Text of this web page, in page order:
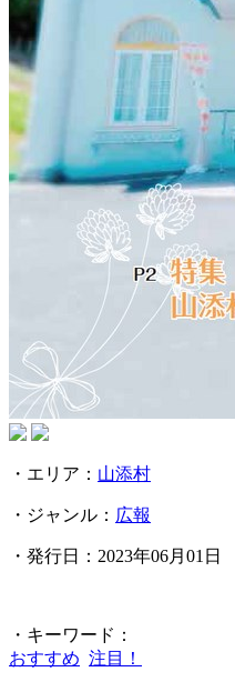
・エリア： 山添村
・ジャンル： 広報
・発行日：2023年06月01日
・キーワード：
おすすめ 注目！